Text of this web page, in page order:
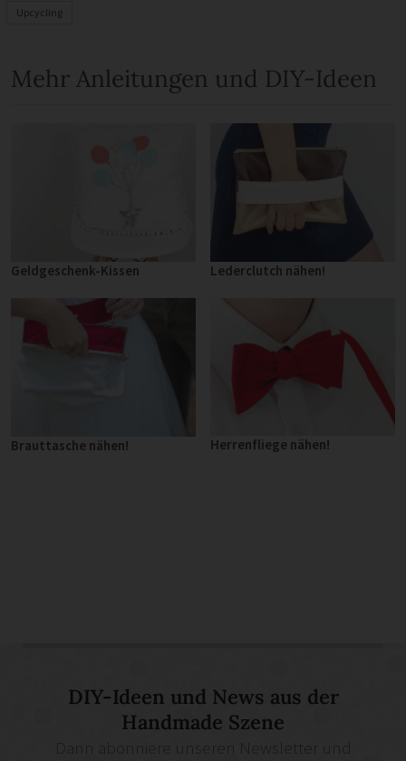
Upcycling
Mehr Anleitungen und DIY-Ideen
Geldgeschenk-Kissen Lederclutch nähen!
Brauttasche nähen! Herrenfliege nähen!
DIY-Ideen und News aus der
Handmade Szene